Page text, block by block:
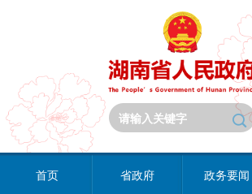
首页 省政府 政务要闻